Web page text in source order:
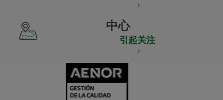
中心
引起关注
Y